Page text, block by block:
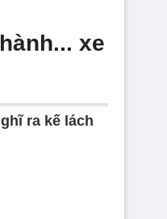
xe
ra kế lách